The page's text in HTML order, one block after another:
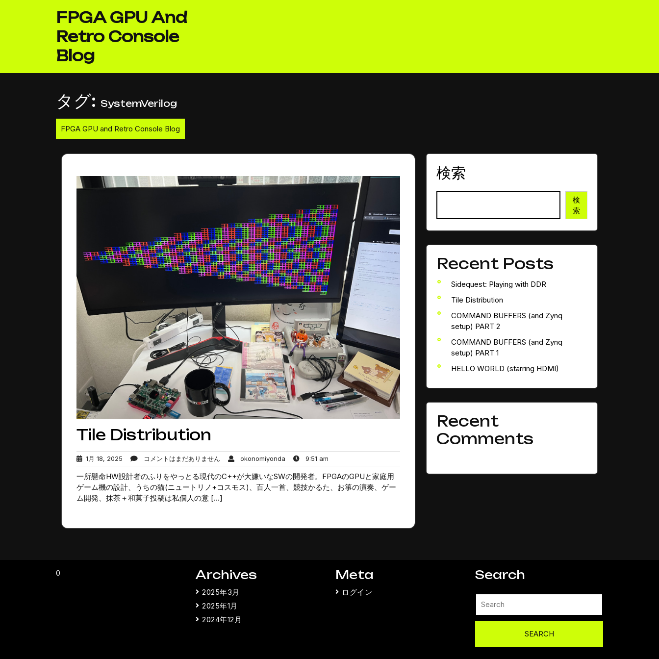
FPGA GPU And
Retro Console
Blog
タグ: SystemVerilog
FPGA GPU and Retro Console Blog
Tile Distribution
1月 18, 2025
月
18,
2025
コメントはまだありません
メ
ン
ト
は
ま
okonomiyonda okonomiyonda
9:51 am
am
一所懸命HW設計者のふりをやっとる現代のC++が大嫌いなSWの開発者。FPGAのGPUと家庭用
ゲーム機の設計、うちの猫(ニュートリノ+コスモス)、百人一首、競技かるた、お箏の演奏、ゲー
ム開発、抹茶＋和菓子投稿は私個人の意 […]
検索
検
索
Recent Posts
Sidequest: Playing with DDR
Tile Distribution
COMMAND BUFFERS (and Zynq
setup) PART 2
COMMAND BUFFERS (and Zynq
setup) PART 1
HELLO WORLD (starring HDMI)
Recent
Comments
0 Archives
2025年3月
2025年1月
2024年12月
Meta
ログイン
Search